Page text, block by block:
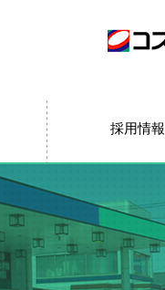
採用情報